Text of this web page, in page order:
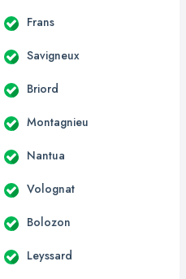
Frans
Savigneux
Briord
Montagnieu
Nantua
Volognat
Bolozon
Leyssard